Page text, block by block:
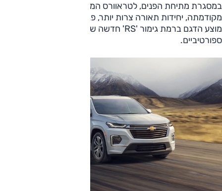
במסגרת מתיחת הפנים, לטראוורס המחודש שבכה אגרסיבית
מקודמתה, יחידות תאורה צרות יותר, פגושים חדשים. בנוסף,
מוצע הדגם ברמת גימור 'RS' חדשה שיש לה פריטי עיצוב
ספורטיביים.